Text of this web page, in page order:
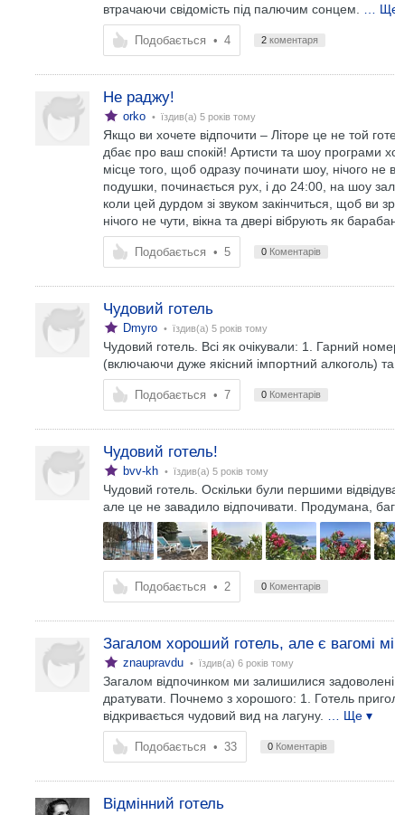
втрачаючи свідомість під палючим сонцем.
…
Подобається • 4 2коментаря
Не раджу!
orko • їздив(а) 5 років тому
Якщо ви хочете відпочити – Літоре це не той
дбає про ваш спокій! Артисти та шоу програми
місце того, щоб одразу починати шоу, нічого
подушки, починається рух, і до 24:00, на шоу
коли цей дурдом зі звуком закінчиться, щоб ви
нічого не чути, вікна та двері вібрують як
Подобається • 5 0Коментарів
Чудовий готель
Dmyro • їздив(а) 5 років тому
Чудовий готель. Всі як очікували: 1. Гарний
(включаючи дуже якісний імпортний алкоголь) та
Подобається • 7 0Коментарів
Чудовий готель!
bvv-kh • їздив(а) 5 років тому
Чудовий готель. Оскільки були першими
але це не завадило відпочивати. Продумана,
Подобається • 2 0Коментарів
Загалом хороший готель, але є вагомі
znaupravdu • їздив(а) 6 років тому
Загалом відпочинком ми залишилися
дратувати. Почнемо з хорошого: 1. Готель
відкривається чудовий вид на лагуну.
… Ще ▾
Подобається • 33 0Коментарів
Відмінний готель